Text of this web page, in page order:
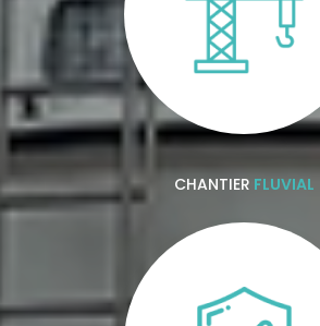
CHANTIER FLUVIAL